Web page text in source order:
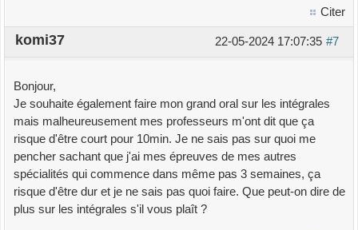
Citer
#7
22-05-2024 17:07:35
komi37
Bonjour,
Je souhaite également faire mon grand oral sur les intégrales
mais malheureusement mes professeurs m'ont dit que ça
risque d'être court pour 10min. Je ne sais pas sur quoi me
pencher sachant que j'ai mes épreuves de mes autres
spécialités qui commence dans même pas 3 semaines, ça
risque d'être dur et je ne sais pas quoi faire. Que peut-on dire de
plus sur les intégrales s'il vous plaît ?